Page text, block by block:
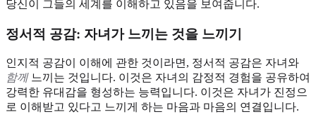
당신이 그들의 세계를 이해하고 있음을 보여줍니다.
정서적 공감: 자녀가 느끼는 것을 느끼기
인지적 공감이 이해에 관한 것이라면, 정서적 공감은 자녀와
함께느끼는 것입니다. 이것은 자녀의 감정적 경험을 공유하여
강력한 유대감을 형성하는 능력입니다. 이것은 자녀가 진정으
로 이해받고 있다고 느끼게 하는 마음과 마음의 연결입니다.